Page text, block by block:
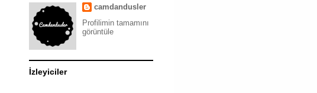
camdandusler
Profilimin tamamını
görüntüle
İzleyiciler